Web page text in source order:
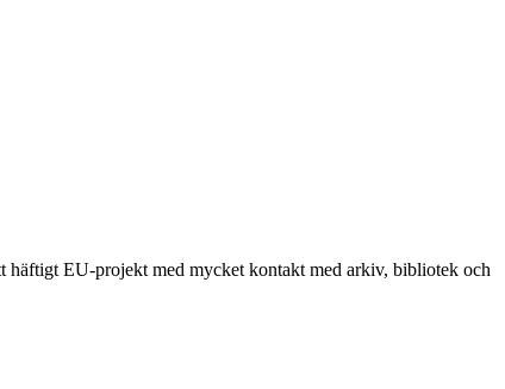
häftigt EU-projekt med mycket kontakt med arkiv, bibliotek och